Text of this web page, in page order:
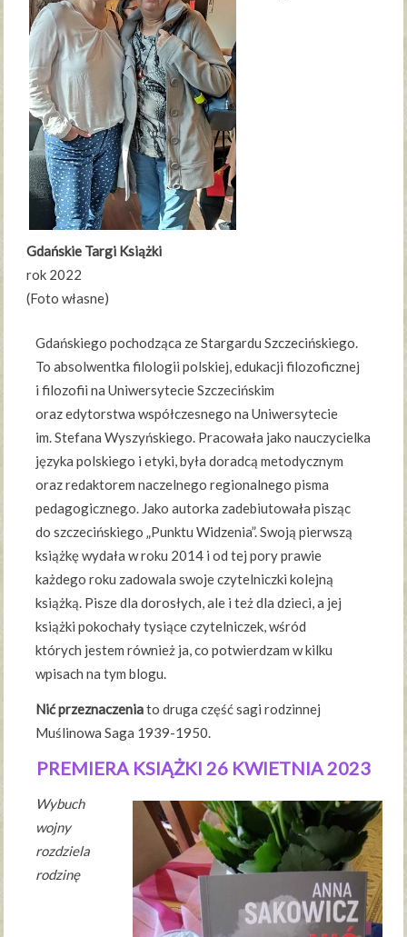
Gdańskie Targi Książki
rok 2022
(Foto własne)
Gdańskiego pochodząca ze Stargardu Szczecińskiego.
To absolwentka filologii polskiej, edukacji filozoficznej
i filozofii na Uniwersytecie Szczecińskim
oraz edytorstwa współczesnego na Uniwersytecie
im. Stefana Wyszyńskiego. Pracowała jako nauczycielka
języka polskiego i etyki, była doradcą metodycznym
oraz redaktorem naczelnego regionalnego pisma
pedagogicznego. Jako autorka zadebiutowała pisząc
do szczecińskiego „Punktu Widzenia”. Swoją pierwszą
książkę wydała w roku 2014 i od tej pory prawie
każdego roku zadowala swoje czytelniczki kolejną
książką. Pisze dla dorosłych, ale i też dla dzieci, a jej
książki pokochały tysiące czytelniczek, wśród
których jestem również ja, co potwierdzam w kilku
wpisach na tym blogu.
Nić przeznaczeniato druga część sagi rodzinnej
Muślinowa Saga 1939-1950.
PREMIERA KSIĄŻKI 26 KWIETNIA 2023
Wybuch
wojny
rozdziela
rodzinę